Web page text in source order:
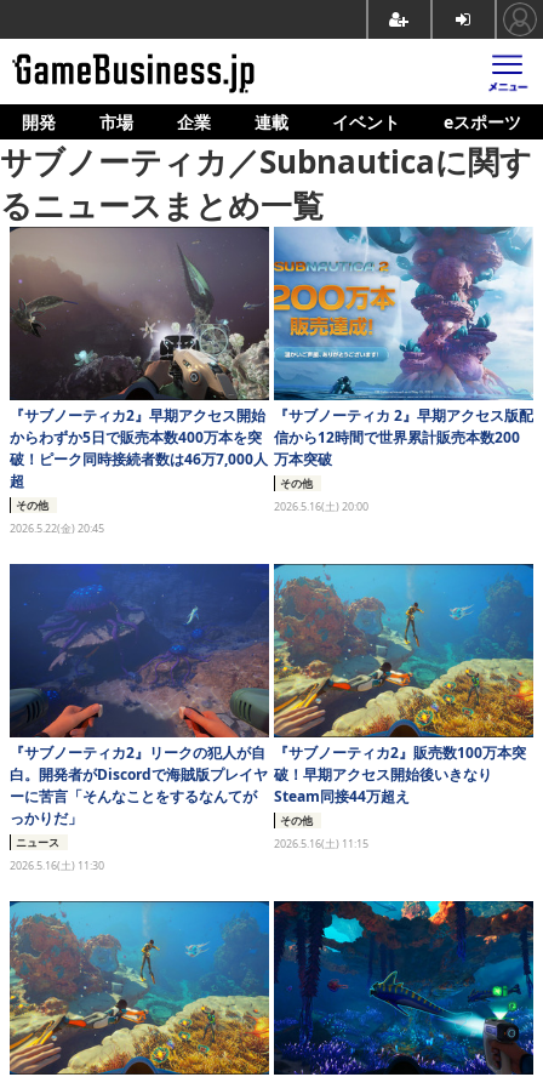
ホーム
ゲーム開発
市場
マネタイズ
企業動向
人材育成
産業政策
連載
イベント/セミナー
eスポーツ
開発 市場 企業 連載 イベント eスポーツ
サブノーティカ／Subnauticaに関す
るニュースまとめ一覧
『サブノーティカ2』早期アクセス開始
からわずか5日で販売本数400万本を突
破！ピーク同時接続者数は46万7,000人
超
その他
2026.5.22(金) 20:45
『サブノーティカ 2』早期アクセス版配
信から12時間で世界累計販売本数200
万本突破
その他
2026.5.16(土) 20:00
『サブノーティカ2』リークの犯人が自
白。開発者がDiscordで海賊版プレイヤ
ーに苦言「そんなことをするなんてが
っかりだ」
ニュース
2026.5.16(土) 11:30
『サブノーティカ2』販売数100万本突
破！早期アクセス開始後いきなり
Steam同接44万超え
その他
2026.5.16(土) 11:15